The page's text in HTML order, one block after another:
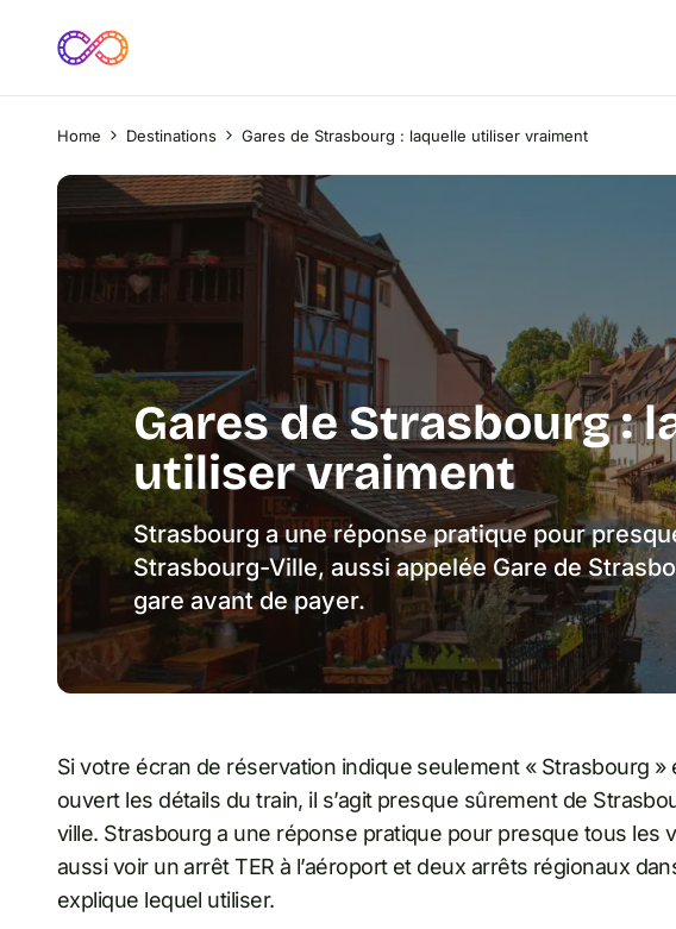
Home Destinations Gares de Strasbourg : laquelle utiliser vraiment
Gares de Strasbourg :
utiliser vraiment
Strasbourg a une réponse pratique pour
Strasbourg-Ville, aussi appelée Gare de
gare avant de payer.
Si votre écran de réservation indique seulement « Strasbourg »
ouvert les détails du train, il s’agit presque sûrement de
ville. Strasbourg a une réponse pratique pour presque tous les
aussi voir un arrêt TER à l’aéroport et deux arrêts régionaux
explique lequel utiliser.